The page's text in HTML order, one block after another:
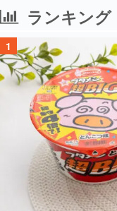
ランキング
1